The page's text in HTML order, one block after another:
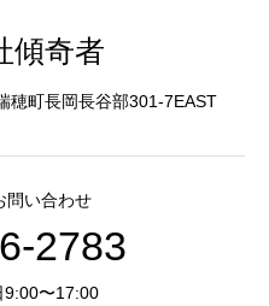
傾奇者
穂町長岡長谷部301-7EAST
問い合わせ
2783
9:00〜17:00